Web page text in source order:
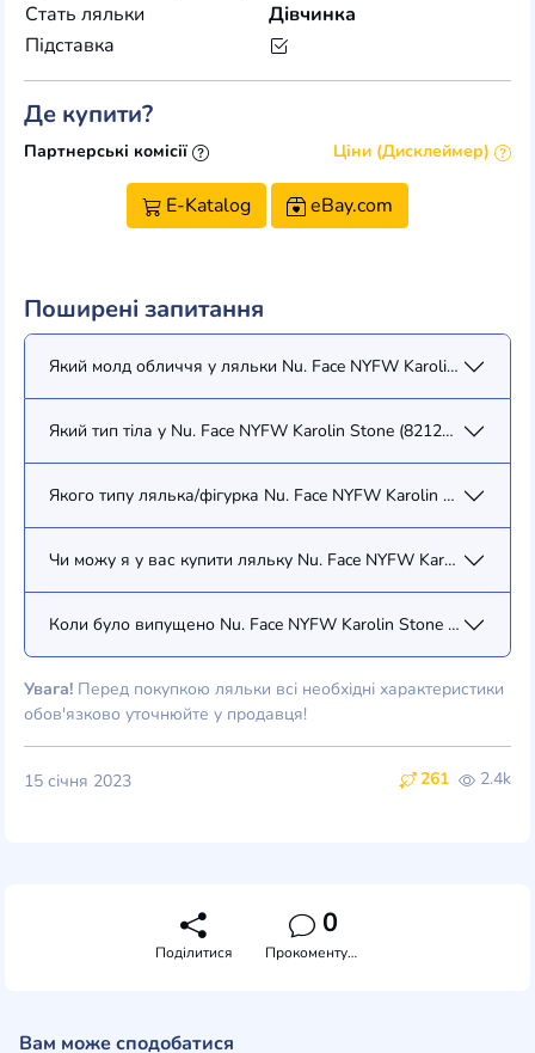
Стать ляльки
Дівчинка
Підставка
Де купити?
Партнерські комісії Ціни (Дисклеймер)
E-Katalog eBay.com
Поширені запитання
Який молд обличчя у ляльки Nu. Face NYFW Karolin Stone
Який тип тіла у Nu. Face NYFW Karolin Stone (82123)?
Якого типу лялька/фігурка Nu. Face NYFW Karolin Stone
Чи можу я у вас купити ляльку Nu. Face NYFW Karolin Stone
Коли було випущено Nu. Face NYFW Karolin Stone (82123)?
Увага! Перед покупкою ляльки всі необхідні характеристики
обов'язково уточнюйте у продавця!
261 2.4k
15 січня 2023
Поділитися
0
Прокоментувати
Вам може сподобатися